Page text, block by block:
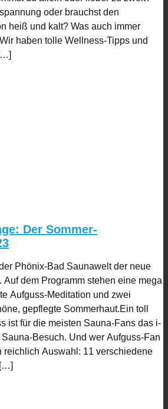
oder brauchst den
heiß und kalt? Was auch immer
haben tolle Wellness-Tipps und
Der Sommer-
Phönix-Bad Saunawelt der neue
Auf dem Programm stehen eine mega
Aufguss-Meditation und zwei
gepflegte Sommerhaut.Ein toll
ist für die meisten Sauna-Fans das i-
Besuch. Und wer Aufguss-Fan
reichlich Auswahl: 11 verschiedene